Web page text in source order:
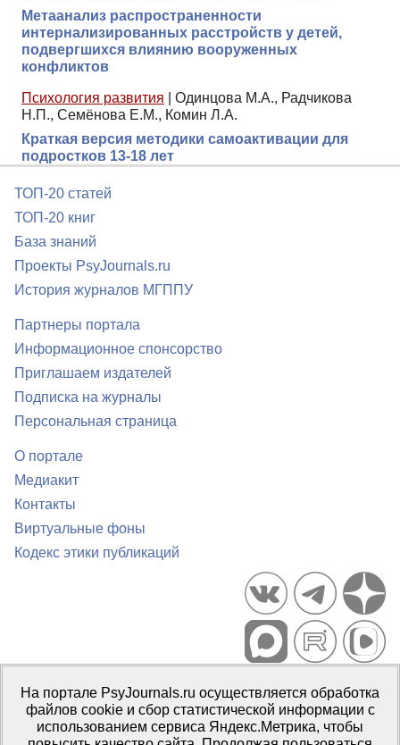
Метаанализ распространенности
интернализированных расстройств у детей,
подвергшихся влиянию вооруженных
конфликтов
Психология развития
Одинцова М.А., Радчикова
Н.П., Семёнова Е.М., Комин Л.А.
Краткая версия методики самоактивации для
подростков 13-18 лет
ТОП-20 статей
ТОП-20 книг
База знаний
Проекты PsyJournals.ru
История журналов МГППУ
Партнеры портала
Информационное спонсорство
Приглашаем издателей
Подписка на журналы
Персональная страница
О портале
Медиакит
Контакты
Виртуальные фоны
Кодекс этики публикаций
Портал психологических изданий PsyJournals.ru, 2007–2026
Правила использования материалов
Свидетельство регистрации СМИЭл № ФС77-66447 от 14 июля
2016 г.
На портале PsyJournals.ru осуществляется обработка
файлов cookie и сбор статистической информации с
использованием сервиса Яндекс.Метрика, чтобы